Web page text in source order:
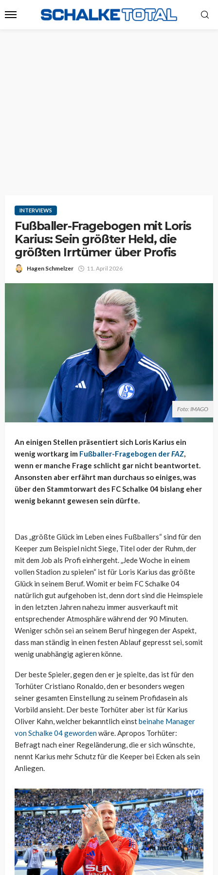
INTERVIEWS
Fußballer-Fragebogen mit Loris
Karius: Sein größter Held, die
größten Irrtümer über Profis
Hagen Schmelzer 11. April 2026
Foto: IMAGO
An einigen Stellen präsentiert sich Loris Karius ein
wenig wortkarg im Fußballer-Fragebogen derFAZ,
wenn er manche Frage schlicht gar nicht beantwortet.
Ansonsten aber erfährt man durchaus so einiges, was
über den Stammtorwart des FC Schalke 04 bislang eher
wenig bekannt gewesen sein dürfte.
Das „größte Glück im Leben eines Fußballers“ sind für den
Keeper zum Beispiel nicht Siege, Titel oder der Ruhm, der
mit dem Job als Profi einhergeht. „Jede Woche in einem
vollen Stadion zu spielen“ ist für Loris Karius das größte
Glück in seinem Beruf. Womit er beim FC Schalke 04
natürlich gut aufgehoben ist, denn dort sind die Heimspiele
in den letzten Jahren nahezu immer ausverkauft mit
entsprechender Atmosphäre während der 90 Minuten.
Weniger schön sei an seinem Beruf hingegen der Aspekt,
dass man ständig in einen festen Ablauf gepresst sei, somit
wenig unabhängig agieren könne.
Der beste Spieler, gegen den er je spielte, das ist für den
Torhüter Cristiano Ronaldo, den er besonders wegen
seiner gesamten Einstellung zu seinem Profidasein als
Vorbild ansieht. Der beste Torhüter aber ist für Karius
Oliver Kahn, welcher bekanntlich einstbeinahe Manager
von Schalke 04 gewordenwäre. Apropos Torhüter:
Befragt nach einer Regeländerung, die er sich wünschte,
nennt Karius mehr Schutz für die Keeper bei Ecken als sein
Anliegen.